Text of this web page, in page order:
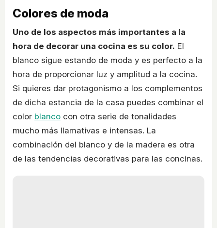
Colores de moda
Uno de los aspectos más importantes a la
hora de decorar una cocina es su color. El
blanco sigue estando de moda y es perfecto a la
hora de proporcionar luz y amplitud a la cocina.
Si quieres dar protagonismo a los complementos
de dicha estancia de la casa puedes combinar el
color blanco con otra serie de tonalidades
mucho más llamativas e intensas. La
combinación del blanco y de la madera es otra
de las tendencias decorativas para las concinas.